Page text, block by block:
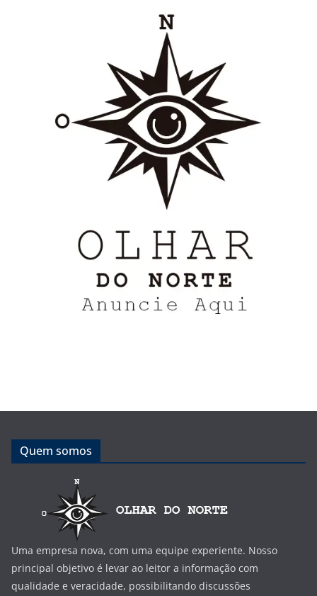
Quem somos
Uma empresa nova, com uma equipe experiente. Nosso
principal objetivo é levar ao leitor a informação com
qualidade e veracidade, possibilitando discussões